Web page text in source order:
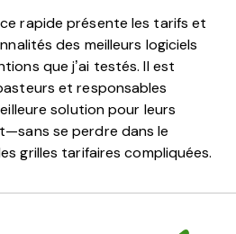
rapide présente les tarifs et
des meilleurs logiciels
que j’ai testés. Il est
et responsables
solution pour leurs
se perdre dans le
grilles tarifaires compliquées.